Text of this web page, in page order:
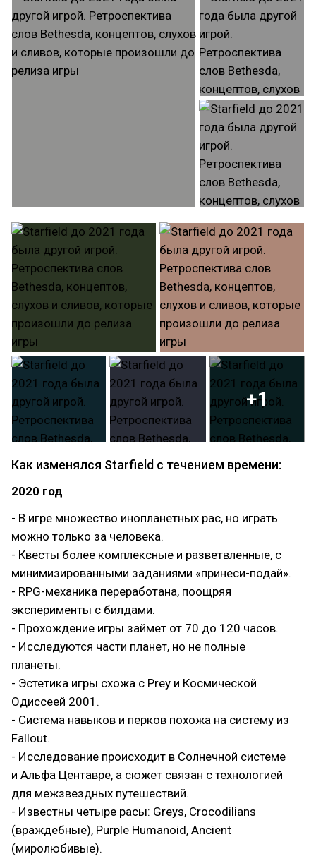
+1
Как изменялся Starfield с течением времени:
2020 год
- В игре множество инопланетных рас, но играть
можно только за человека.
- Квесты более комплексные и разветвленные, с
минимизированными заданиями «принеси-подай».
- RPG-механика переработана, поощряя
эксперименты с билдами.
- Прохождение игры займет от 70 до 120 часов.
- Исследуются части планет, но не полные
планеты.
- Эстетика игры схожа с Prey и Космической
Одиссеей 2001.
- Система навыков и перков похожа на систему из
Fallout.
- Исследование происходит в Солнечной системе
и Альфа Центавре, а сюжет связан с технологией
для межзвездных путешествий.
- Известны четыре расы: Greys, Crocodilians
(враждебные), Purple Humanoid, Ancient
(миролюбивые).